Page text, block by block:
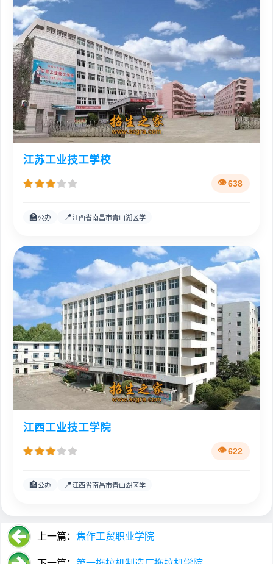
江苏工业技工学校
638
🏫公办 📍江西省南昌市青山湖区学
江西工业技工学院
622
🏫公办 📍江西省南昌市青山湖区学
上一篇： 焦作工贸职业学院